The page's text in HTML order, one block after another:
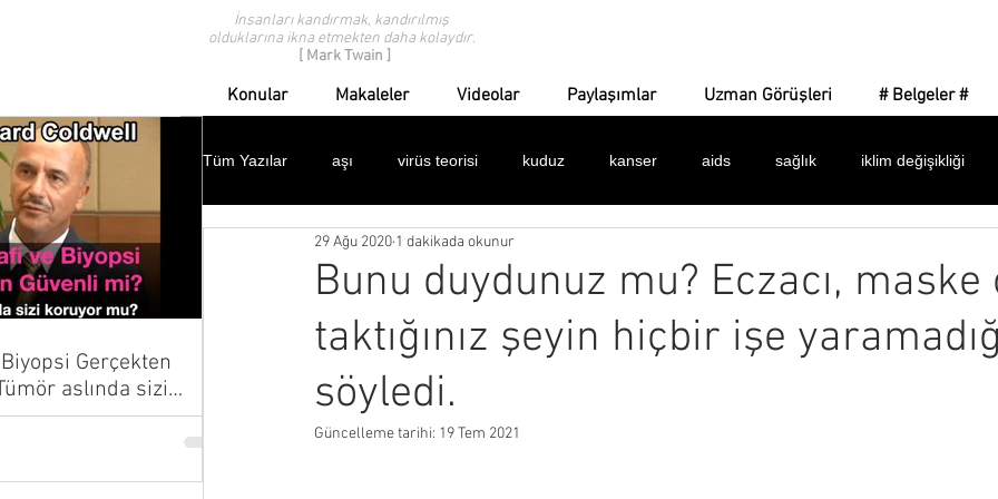
İnsanları kandırmak, kandırılmış
olduklarına ikna etmekten daha kolaydır.
[ Mark Twain ]
Konular Makaleler Videolar Paylaşımlar Uzman Görüşleri # Belgeler #
Tüm Yazılar aşı virüs teorisi kuduz kanser aids sağlık iklim değişikliği
modern tıp eleştirisi geçmişten işaretler
ispanyol gribi domuz gribi dünya sağlık örgütü bulaşıcılık ilaçlar maske
protestolar davalar
Bunu duydunuz mu? Eczacı,
taktığınız şeyin hiçbir işe
söyledi.
29 Ağu 2020 1 dakikada okunur
Güncelleme tarihi: 19 Tem 2021
Gerçekten